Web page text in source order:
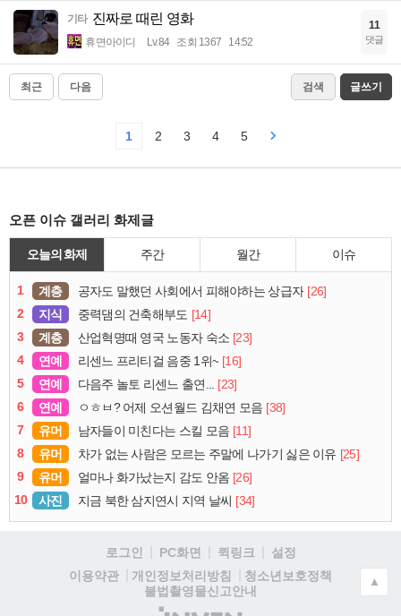
기타 진짜로 때린 영화
휴면아이디 Lv.84 조회 1367 14:52
11
댓글
최근 다음 검색 글쓰기
1 2 3 4 5
오픈 이슈 갤러리 화제글
오늘의 화제 주간 월간 이슈
1 계층 공자도 말했던 사회에서 피해야하는 상급자 [26]
2
지식 중력댐의 건축해부도 [14]
3
계층 산업혁명때 영국 노동자 숙소 [23]
4
연예 리센느 프리티걸 음중 1위~ [16]
5
연예 다음주 놀토 리센느 출연... [23]
6
연예 ㅇㅎㅂ? 어제 오션월드 김채연 모음 [38]
7
유머 남자들이 미친다는 스킬 모음 [11]
8
유머 차가 없는 사람은 모르는 주말에 나가기 싫은 이유 [25]
9
유머 얼마나 화가났는지 감도 안옴 [26]
10
사진 지금 북한 삼지연시 지역 날씨 [34]
로그인 PC화면 퀵링크
설정
이용약관
개인정보처리방침
청소년보호정책
불법촬영물신고안내
▲